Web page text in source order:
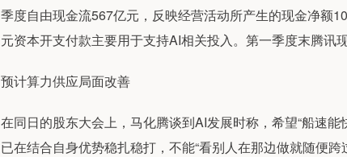
季度自由现金流567亿元，反映经营活动所产生的现金净额
元资本开支付款主要用于支持AI相关投入。第一季度末腾讯
预计算力供应局面改善
在同日的股东大会上，马化腾谈到AI发展时称，希望“船速
已在结合自身优势稳扎稳打，不能“看别人在那边做就随便跨